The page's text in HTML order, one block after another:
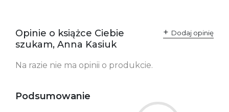
odpowiedzialne za
zgodność produktu z
przepisami:
Sp. z o.o.
ul. Fredry 8
61-701 Poznań
kontakt@wydajenamsie.pl
+48 61 623 38 38
informacje dotyczące
Opinie o książce Ciebie
szukam, Anna Kasiuk
Dodaj opinię
Na razie nie ma opinii o produkcie.
Podsumowanie